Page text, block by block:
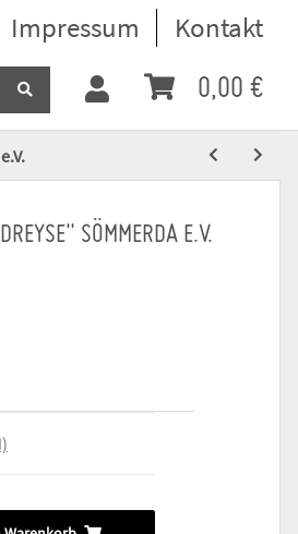
Impressum Kontakt
0,00 €
SÖMMERDA E.V.